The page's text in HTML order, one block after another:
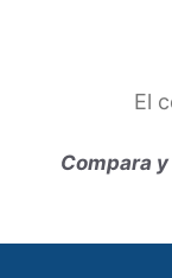
El
Compara